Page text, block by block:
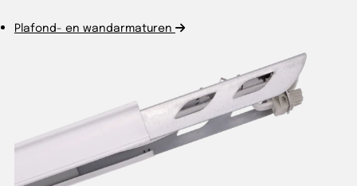
Plafond- en wandarmaturen